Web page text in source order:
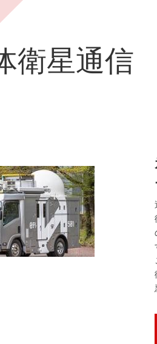
衛星通信